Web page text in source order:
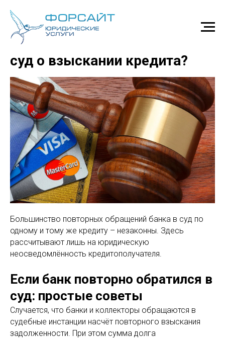
Банк повторно обратился в
суд о взыскании кредита?
Большинство повторных обращений банка в суд по
одному и тому же кредиту – незаконны. Здесь
рассчитывают лишь на юридическую
неосведомлённость кредитополучателя.
Если банк повторно обратился в
суд: простые советы
Случается, что банки и коллекторы обращаются в
судебные инстанции насчёт повторного взыскания
задолженности. При этом сумма долга